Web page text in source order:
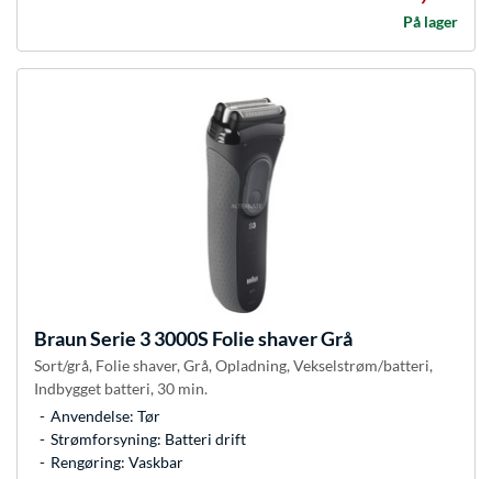
På lager
BraunSerie 3 3000S Folie shaver Grå
Sort/grå, Folie shaver, Grå, Opladning, Vekselstrøm/batteri,
Indbygget batteri, 30 min.
Anvendelse: Tør
Strømforsyning: Batteri drift
Rengøring: Vaskbar